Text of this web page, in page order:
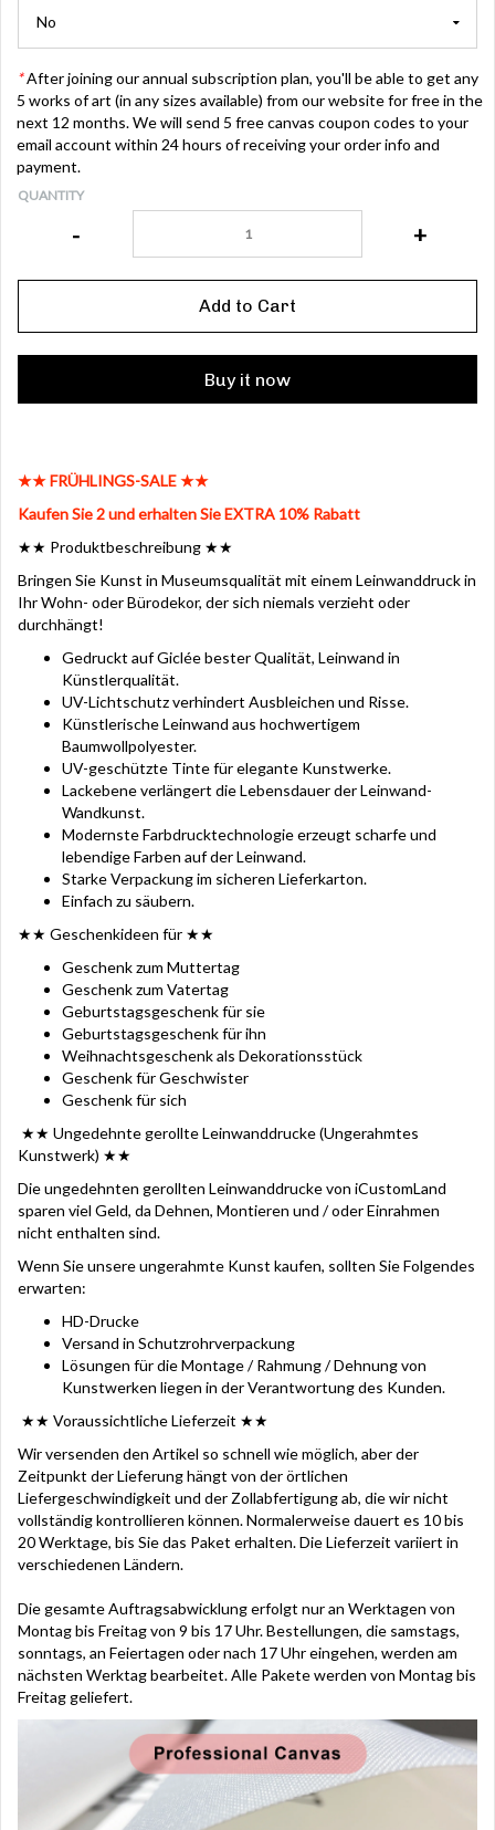
*After joining our annual subscription plan, you'll be able to get any
5 works of art (in any sizes available) from our website for free in the
next 12 months. We will send 5 free canvas coupon codes to your
email account within 24 hours of receiving your order info and
payment.
QUANTITY
- +
Add to Cart
Buy it now
★★ FRÜHLINGS-SALE ★★
Kaufen Sie 2 und erhalten Sie EXTRA 10% Rabatt
★★ Produktbeschreibung ★★
Bringen Sie Kunst in Museumsqualität mit einem Leinwanddruck in
Ihr Wohn- oder Bürodekor, der sich niemals verzieht oder
durchhängt!
Gedruckt auf Giclée bester Qualität, Leinwand in
Künstlerqualität.
UV-Lichtschutz verhindert Ausbleichen und Risse.
Künstlerische Leinwand aus hochwertigem
Baumwollpolyester.
UV-geschützte Tinte für elegante Kunstwerke.
Lackebene verlängert die Lebensdauer der Leinwand-
Wandkunst.
Modernste Farbdrucktechnologie erzeugt scharfe und
lebendige Farben auf der Leinwand.
Starke Verpackung im sicheren Lieferkarton.
Einfach zu säubern.
★★ Geschenkideen für ★★
Geschenk zum Muttertag
Geschenk zum Vatertag
Geburtstagsgeschenk für sie
Geburtstagsgeschenk für ihn
Weihnachtsgeschenk als Dekorationsstück
Geschenk für Geschwister
Geschenk für sich
★★ Ungedehnte gerollte Leinwanddrucke (Ungerahmtes
Kunstwerk) ★★
Die ungedehnten gerollten Leinwanddrucke von iCustomLand
sparen viel Geld, da Dehnen, Montieren und / oder Einrahmen
nicht enthalten sind.
Wenn Sie unsere ungerahmte Kunst kaufen, sollten Sie Folgendes
erwarten:
HD-Drucke
Versand in Schutzrohrverpackung
Lösungen für die Montage / Rahmung / Dehnung von
Kunstwerken liegen in der Verantwortung des Kunden.
★★ Voraussichtliche Lieferzeit ★★
Wir versenden den Artikel so schnell wie möglich, aber der
Zeitpunkt der Lieferung hängt von der örtlichen
Liefergeschwindigkeit und der Zollabfertigung ab, die wir nicht
vollständig kontrollieren können. Normalerweise dauert es 10 bis
20 Werktage, bis Sie das Paket erhalten. Die Lieferzeit variiert in
verschiedenen Ländern.
Die gesamte Auftragsabwicklung erfolgt nur an Werktagen von
Montag bis Freitag von 9 bis 17 Uhr. Bestellungen, die samstags,
sonntags, an Feiertagen oder nach 17 Uhr eingehen, werden am
nächsten Werktag bearbeitet. Alle Pakete werden von Montag bis
Freitag geliefert.